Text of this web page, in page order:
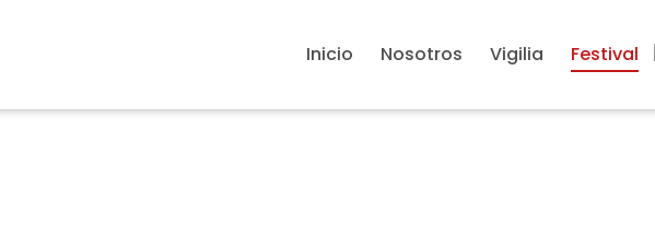
Inicio Nosotros Vigilia Festival